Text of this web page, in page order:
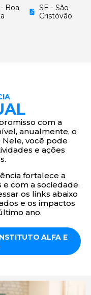
Boa
SE - São
Cristóvão
com a
anualmente, o
Nele, você pode
e ações
fortalece a
com a sociedade.
os links abaixo
e os impactos
ano.
ALFA E